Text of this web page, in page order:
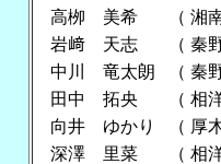
高栁 美希
（ 湘
岩﨑 天志
（ 秦
中川 竜太朗
（ 秦
田中 拓央
（ 相
向井 ゆかり
（ 厚
深澤 里菜
（ 相